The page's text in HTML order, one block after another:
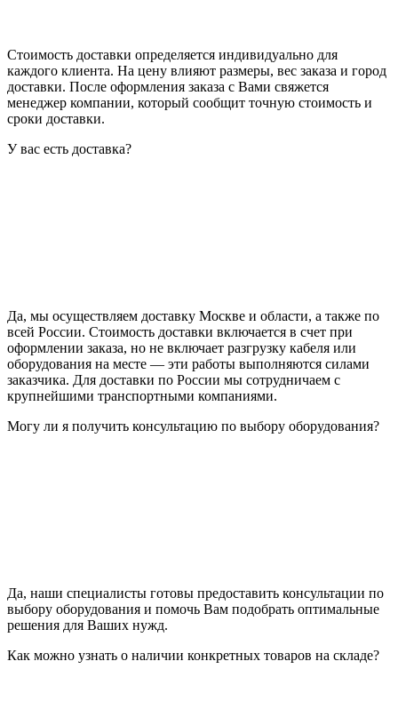
Стоимость доставки определяется индивидуально для
каждого клиента. На цену влияют размеры, вес заказа и город
доставки. После оформления заказа с Вами свяжется
менеджер компании, который сообщит точную стоимость и
сроки доставки.
У вас есть доставка?
Да, мы осуществляем доставку Москве и области, а также по
всей России. Стоимость доставки включается в счет при
оформлении заказа, но не включает разгрузку кабеля или
оборудования на месте — эти работы выполняются силами
заказчика. Для доставки по России мы сотрудничаем с
крупнейшими транспортными компаниями.
Могу ли я получить консультацию по выбору оборудования?
Да, наши специалисты готовы предоставить консультации по
выбору оборудования и помочь Вам подобрать оптимальные
решения для Ваших нужд.
Как можно узнать о наличии конкретных товаров на складе?